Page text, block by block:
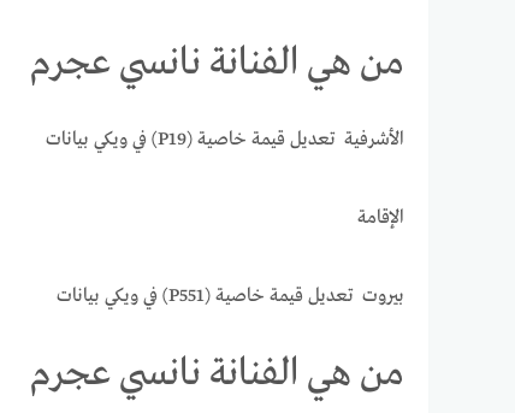
من هي الفنانة نانسي عجرم
الأشرفية تعديل قيمة خاصية (P19) في ويكي بيانات
الإقامة
بيروت تعديل قيمة خاصية (P551) في ويكي بيانات
من هي الفنانة نانسي عجرم